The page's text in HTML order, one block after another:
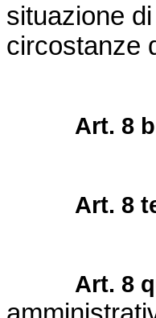
situazione
circostanze
Art. 8
Art. 8
Art. 8